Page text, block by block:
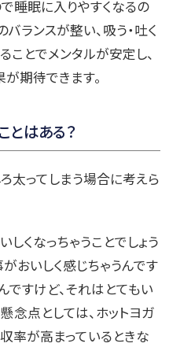
睡眠に入りやすくなるの
ランスが整い、吸う・吐く
ことでメンタルが安定し、
期待できます。
とはある？
ろ太ってしまう場合に考えら
くなっちゃうことでしょう
がおいしく感じちゃうんです
ですけど、それはとてもい
念点としては、ホットヨガ
率が高まっているときな